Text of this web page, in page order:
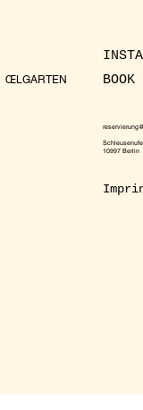
ŒLGARTEN
10997 Berlin